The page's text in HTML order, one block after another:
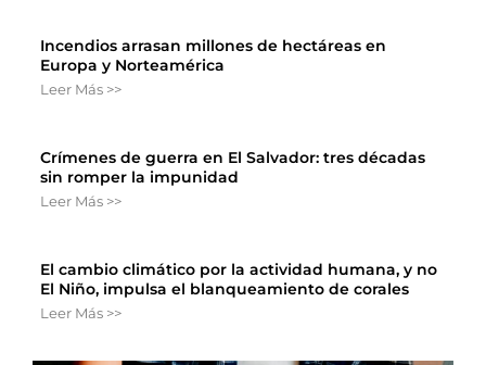
Incendios arrasan millones de hectáreas en
Europa y Norteamérica
Leer Más >>
Crímenes de guerra en El Salvador: tres décadas
sin romper la impunidad
Leer Más >>
El cambio climático por la actividad humana, y no
El Niño, impulsa el blanqueamiento de corales
Leer Más >>